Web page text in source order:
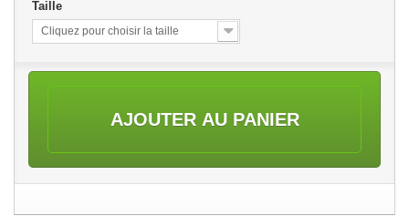
Taille
Cliquez pour choisir la taille
AJOUTER AU PANIER